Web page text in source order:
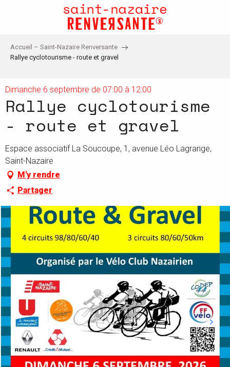
principal
Accueil – Saint-Nazaire Renversante
Rallye cyclotourisme - route et gravel
Dimanche 6 septembre de 07:00 à 12:00
Rallye cyclotourisme
- route et gravel
Espace associatif La Soucoupe, 1, avenue Léo Lagrange,
Saint-Nazaire
M'y rendre
Partager